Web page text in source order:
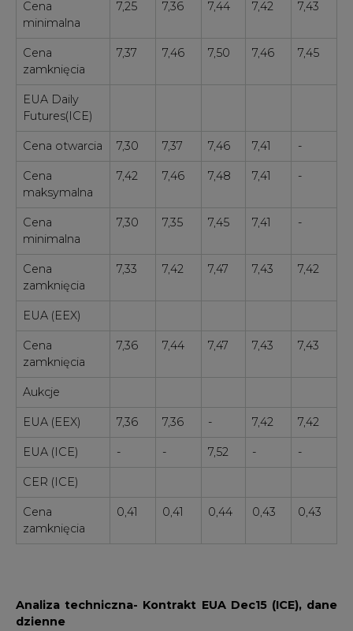
Cena
minimalna
7,25 7,36 7,44 7,42 7,43
Cena
zamknięcia
7,37 7,46 7,50 7,46 7,45
EUA Daily
Futures(ICE)
Cena otwarcia 7,30 7,37 7,46 7,41 -
Cena
maksymalna
7,42 7,46 7,48 7,41 -
Cena
minimalna
7,30 7,35 7,45 7,41 -
Cena
zamknięcia
7,33 7,42 7,47 7,43 7,42
EUA (EEX)
Cena
zamknięcia
7,36 7,44 7,47 7,43 7,43
Aukcje
EUA (EEX) 7,36 7,36 - 7,42 7,42
EUA (ICE) - - 7,52 - -
CER (ICE)
Cena
zamknięcia
0,41 0,41 0,44 0,43 0,43
Analiza techniczna- Kontrakt EUA Dec15 (ICE), dane
dzienne